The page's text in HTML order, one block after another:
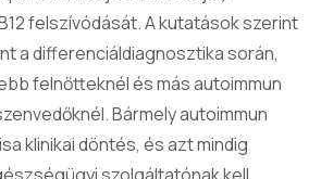
felszívódását. A kutatások szerint
a differenciáldiagnosztika során,
felnőtteknél és más autoimmun
Bármely autoimmun
klinikai döntés, és azt mindig